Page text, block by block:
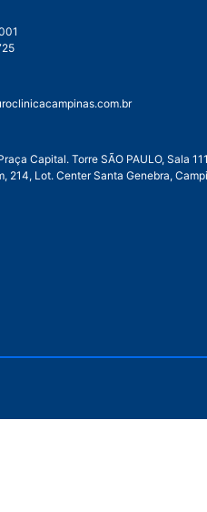
Capital. Torre SÃO PAULO, Sala
214, Lot. Center Santa Genebra,